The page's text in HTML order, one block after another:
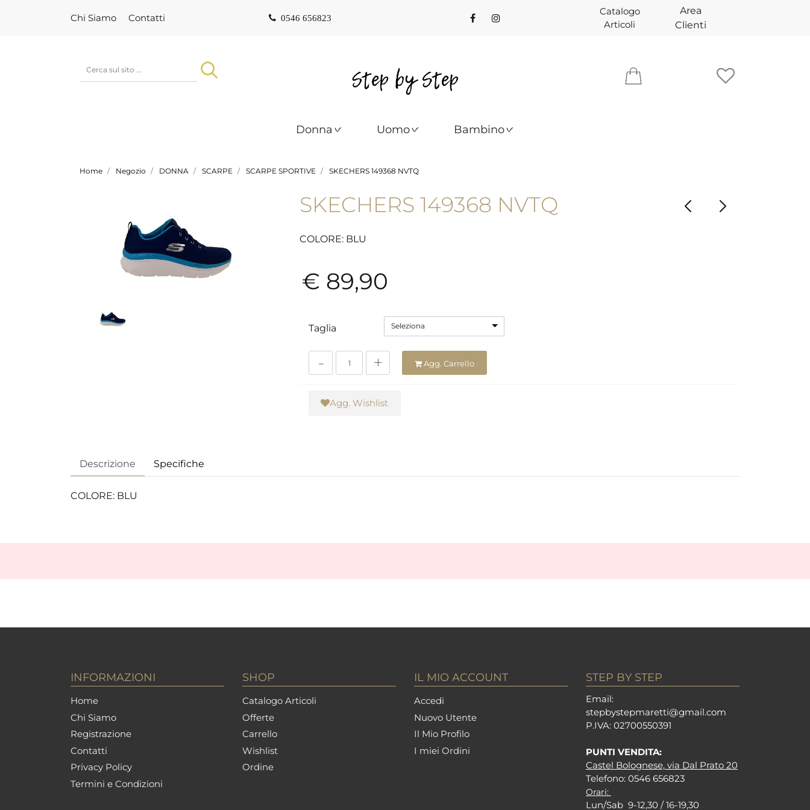
Chi Siamo Contatti 0546 656823
Catalogo
Articoli
Area
Clienti
Donna Uomo Bambino
Home Negozio DONNA SCARPE SCARPE SPORTIVE SKECHERS 149368 NVTQ
SKECHERS 149368 NVTQ
COLORE: BLU
€ 89,90
Taglia Seleziona
Agg. Carrello
Agg. Wishlist
Descrizione Specifiche
COLORE: BLU
INFORMAZIONI
Home
Chi Siamo
Registrazione
Contatti
Privacy Policy
Termini e Condizioni
SHOP
Catalogo Articoli
Offerte
Carrello
Wishlist
Ordine
IL MIO ACCOUNT
Accedi
Nuovo Utente
Il Mio Profilo
I miei Ordini
STEP BY STEP
Email:
stepbystepmaretti@gmail.com
P.IVA: 02700550391
PUNTI VENDITA:
Castel Bolognese, via Dal Prato 20
Telefono: 0546 656823
Orari:
Lun/Sab 9-12,30 / 16-19,30